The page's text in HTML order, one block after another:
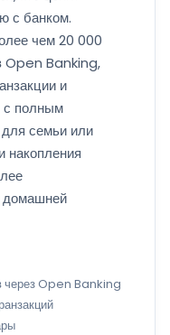
с банком.
чем 20 000
Open Banking,
и
с полным
семьи или
накопления
домашней
через Open Banking